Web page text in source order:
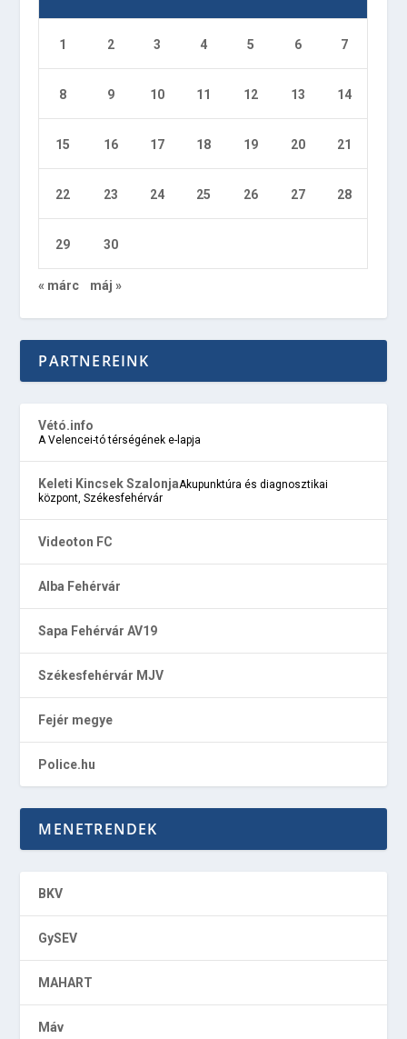
1 2 3 4 5 6 7
8 9 10 11 12 13 14
15 16 17 18 19 20 21
22 23 24 25 26 27 28
29 30
« márc máj »
PARTNEREINK
Vétó.info
A Velencei-tó térségének e-lapja
Keleti Kincsek SzalonjaAkupunktúra és diagnosztikai
központ, Székesfehérvár
Videoton FC
Alba Fehérvár
Sapa Fehérvár AV19
Székesfehérvár MJV
Fejér megye
Police.hu
MENETRENDEK
BKV
GySEV
MAHART
Máv